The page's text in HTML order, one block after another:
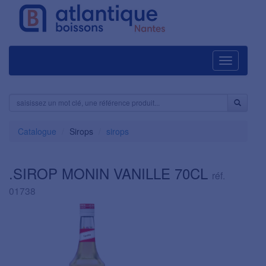
Navigation
Catalogue Sirops sirops
.SIROP MONIN VANILLE 70CL réf.
01738